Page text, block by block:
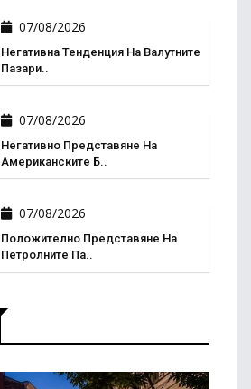
07/08/2026
Негативна Тенденция На Валутните
Пазари..
07/08/2026
Негативно Представяне На
Американските Б..
07/08/2026
Положително Представяне На
Петролните Па..